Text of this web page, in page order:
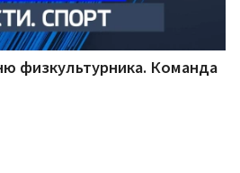
физкультурника. Команда